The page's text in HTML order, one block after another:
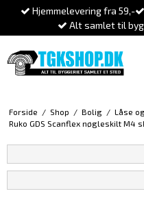
Hjemmelevering fra 59,-
Alt samlet til
Forside / Shop / Bolig / Låse
Ruko GDS Scanflex nøgleskilt M4